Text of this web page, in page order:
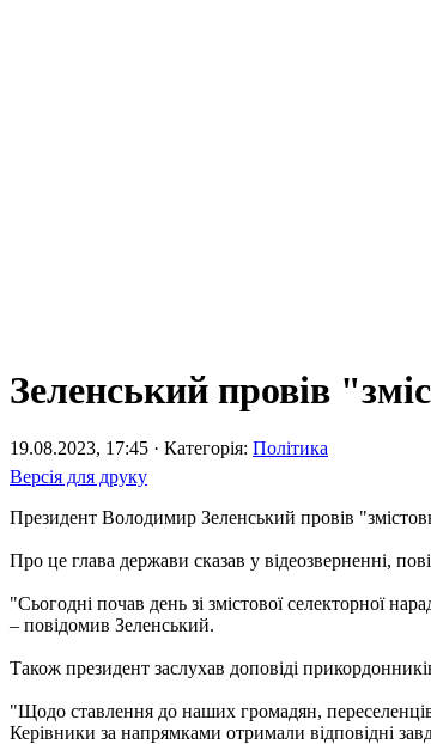
Зеленський провів
19.08.2023, 17:45 · Категорія: Політика
Версія для друку
Президент Володимир Зеленський провів
Про це глава держави сказав у відеозверненні,
"Сьогодні почав день зі змістової селекторної
– повідомив Зеленський.
Також президент заслухав доповіді
"Щодо ставлення до наших громадян,
Керівники за напрямками отримали відповідні